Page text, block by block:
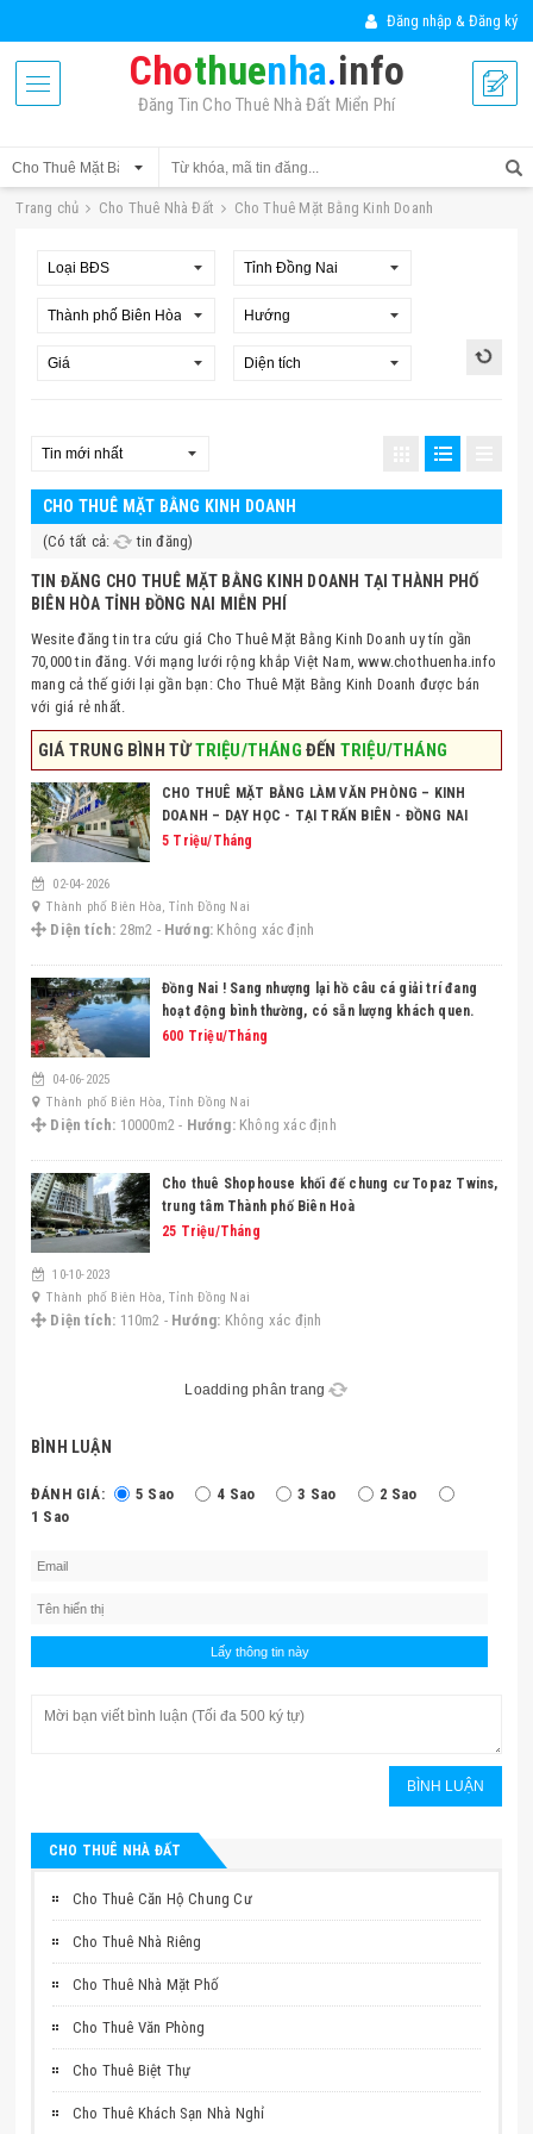
Đăng nhập & Đăng ký
Chothuenha.info
Đăng Tin Cho Thuê Nhà Đất Miển Phí
Trang chủ Cho Thuê Nhà Đất Cho Thuê Mặt Bằng Kinh Doanh
CHO THUÊ MẶT BẰNG KINH DOANH
(Có tất cả: tin đăng)
TIN ĐĂNG CHO THUÊ MẶT BẰNG KINH DOANH TẠI THÀNH PHỐ
BIÊN HÒA TỈNH ĐỒNG NAI MIỄN PHÍ
Wesite đăng tin tra cứu giá Cho Thuê Mặt Bằng Kinh Doanh uy tín gần
70,000 tin đăng. Với mạng lưới rộng khắp Việt Nam, www.chothuenha.info
mang cả thế giới lại gần bạn: Cho Thuê Mặt Bằng Kinh Doanh được bán
với giá rẻ nhất.
GIÁ TRUNG BÌNH TỪTRIỆU/THÁNG ĐẾN TRIỆU/THÁNG
CHO THUÊ MẶT BẰNG LÀM VĂN PHÒNG – KINH
DOANH – DẠY HỌC - TẠI TRẤN BIÊN - ĐỒNG NAI
5 Triệu/Tháng
02-04-2026
Thành phố Biên Hòa, Tỉnh Đồng Nai
Diện tích: 28m2 - Hướng: Không xác định
Đồng Nai ! Sang nhượng lại hồ câu cá giải trí đang
hoạt động bình thường, có sẵn lượng khách quen.
Liên hệ trực tiếp: 0949504094 - gặp Thành
600 Triệu/Tháng
04-06-2025
Thành phố Biên Hòa, Tỉnh Đồng Nai
Diện tích: 10000m2 - Hướng: Không xác định
Cho thuê Shophouse khối đế chung cư Topaz Twins,
trung tâm Thành phố Biên Hoà
25 Triệu/Tháng
10-10-2023
Thành phố Biên Hòa, Tỉnh Đồng Nai
Diện tích: 110m2 - Hướng: Không xác định
Loadding phân trang
BÌNH LUẬN
ĐÁNH GIÁ: 5 Sao 4 Sao 3 Sao
2 Sao
1 Sao
CHO THUÊ NHÀ ĐẤT
Cho Thuê Căn Hộ Chung Cư
Cho Thuê Nhà Riêng
Cho Thuê Nhà Mặt Phố
Cho Thuê Văn Phòng
Cho Thuê Biệt Thự
Cho Thuê Khách Sạn Nhà Nghỉ